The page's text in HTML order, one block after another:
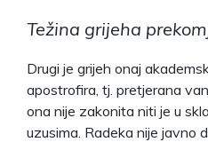
Težina grijeha
Drugi je grijeh onaj
apostrofira, tj. pretjerana
ona nije zakonita niti je u
uzusima. Radeka nije javno